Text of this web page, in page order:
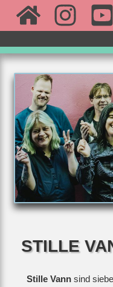
STILLE
Stille Vann sind